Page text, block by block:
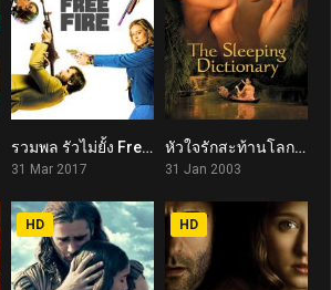
6.4รวมพล รัวไม่ยั้ง Free Fire (2017)
31 Mar 2017
6.6หัวใจรักสะท้านโลก The Sleeping Dictionary (2003)
31 Jan 2003
HD HD